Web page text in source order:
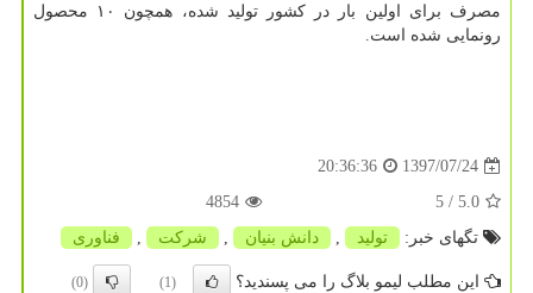
مصرف برای اولین بار در كشور تولید شده، همچون ۱۰ محصول
رونمایی شده است.
1397/07/24
20:36:36
5.0
/ 5
4854
تگهای خبر:
تولید , دانش بنیان , شركت , فناوری
این مطلب لیمو بلاگ را می پسندید؟ (1)
(0)